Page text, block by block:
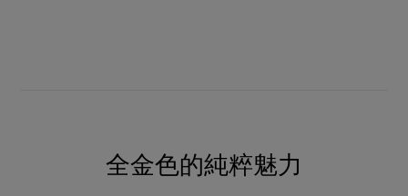
全金色的純粹魅力